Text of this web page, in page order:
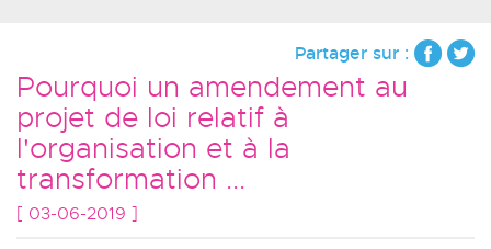
Partager sur :
Pourquoi un amendement au
projet de loi relatif à
l'organisation et à la
transformation ...
[ 03-06-2019 ]